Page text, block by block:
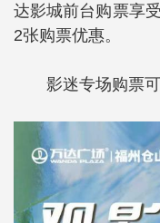
达影城前台购票享
2张购票优惠。
影迷专场购票